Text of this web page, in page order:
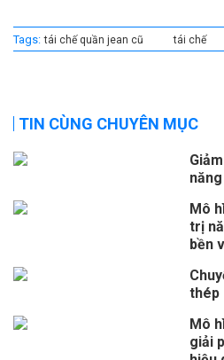
Tags: tái chế quần jean cũ tái chế
TIN CÙNG CHUYÊN MỤC
Mô
trị
bền
thép
Mô
giải